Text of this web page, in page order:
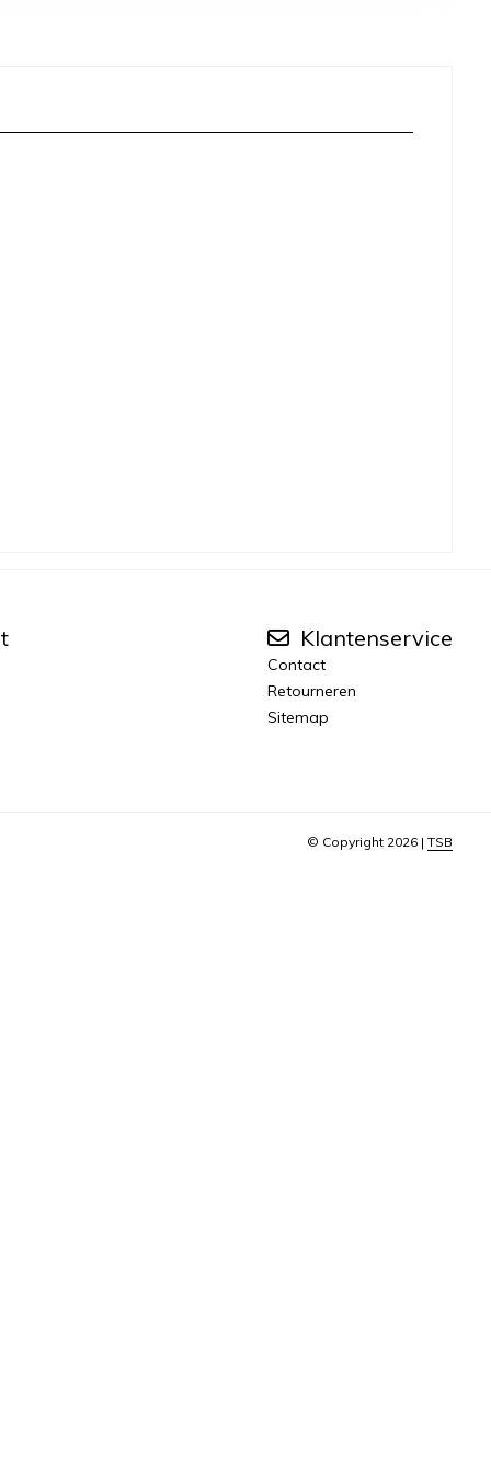
Klantenservice
Contact
Retourneren
Sitemap
© Copyright 2026 | TSB